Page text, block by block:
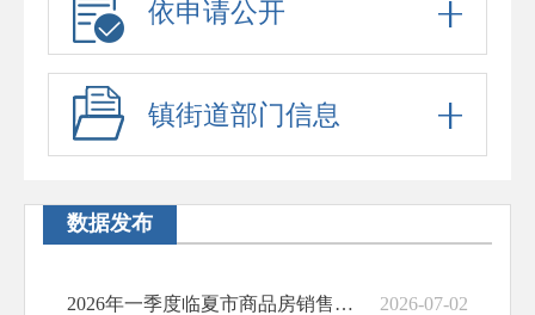
惠民利企
乡村振兴
政府工作报告
治安管理
规划纲要
依申请公开
镇街道部门信息
数据发布
2026年一季度临夏市商品房销售情况分析 2026-07-02